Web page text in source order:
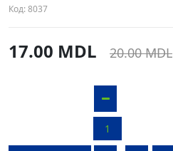
Код:8037
17.00 MDL 20.00 MDL